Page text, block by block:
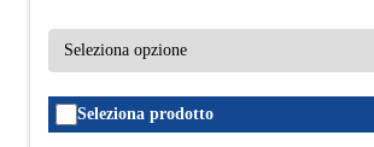
Seleziona prodotto